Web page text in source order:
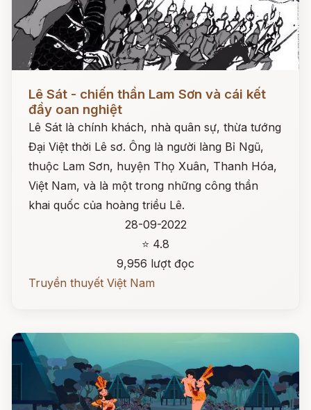
Lê Sát - chiến thần Lam Sơn và cái kết
đầy oan nghiệt
Lê Sát là chính khách, nhà quân sự, thừa tướng
Đại Việt thời Lê sơ. Ông là người làng Bỉ Ngũ,
thuộc Lam Sơn, huyện Thọ Xuân, Thanh Hóa,
Việt Nam, và là một trong những công thần
khai quốc của hoàng triều Lê.
28-09-2022
⭐ 4.8
9,956 lượt đọc
Truyền thuyết Việt Nam